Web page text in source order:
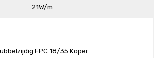
21W/m
FPC 18/35 Koper